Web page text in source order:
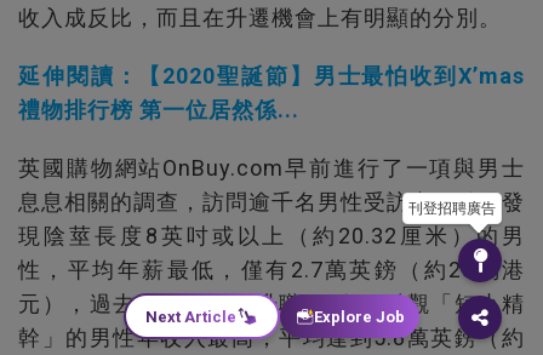
收入成反比，而且在升遷機會上有明顯的分別。
延伸閱讀：【2020聖誕節】男士最怕收到X’mas
禮物排行榜 第一位居然係...
英國購物網站OnBuy.com早前進行了一項與男士
息息相關的調查，訪問逾千名男性受訪者，結果發
現陰莖長度8英吋或以上（約20.32厘米）的男
性，平均年薪最低，僅有2.7萬英鎊（約28萬港
元），過去五年內平均升職0.5次。反觀「短小精
幹」的男性年收入最高，平均達到5.8萬英鎊（約
刊登招聘廣告
Next Article Explore Job